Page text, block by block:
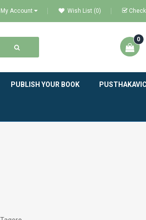
My Account Wish List (0)
0
PUBLISH YOUR BOOK